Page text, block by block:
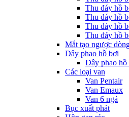
Thu đáy hồ
Thu đáy hồ
Thu đáy hồ
Thu đáy hồ
Mắt tạo ngược
Dây phao hồ bơi
Dây phao
Các loại van
Van Pentair
Van Emaux
Van 6 ngả
Bục xuất phát